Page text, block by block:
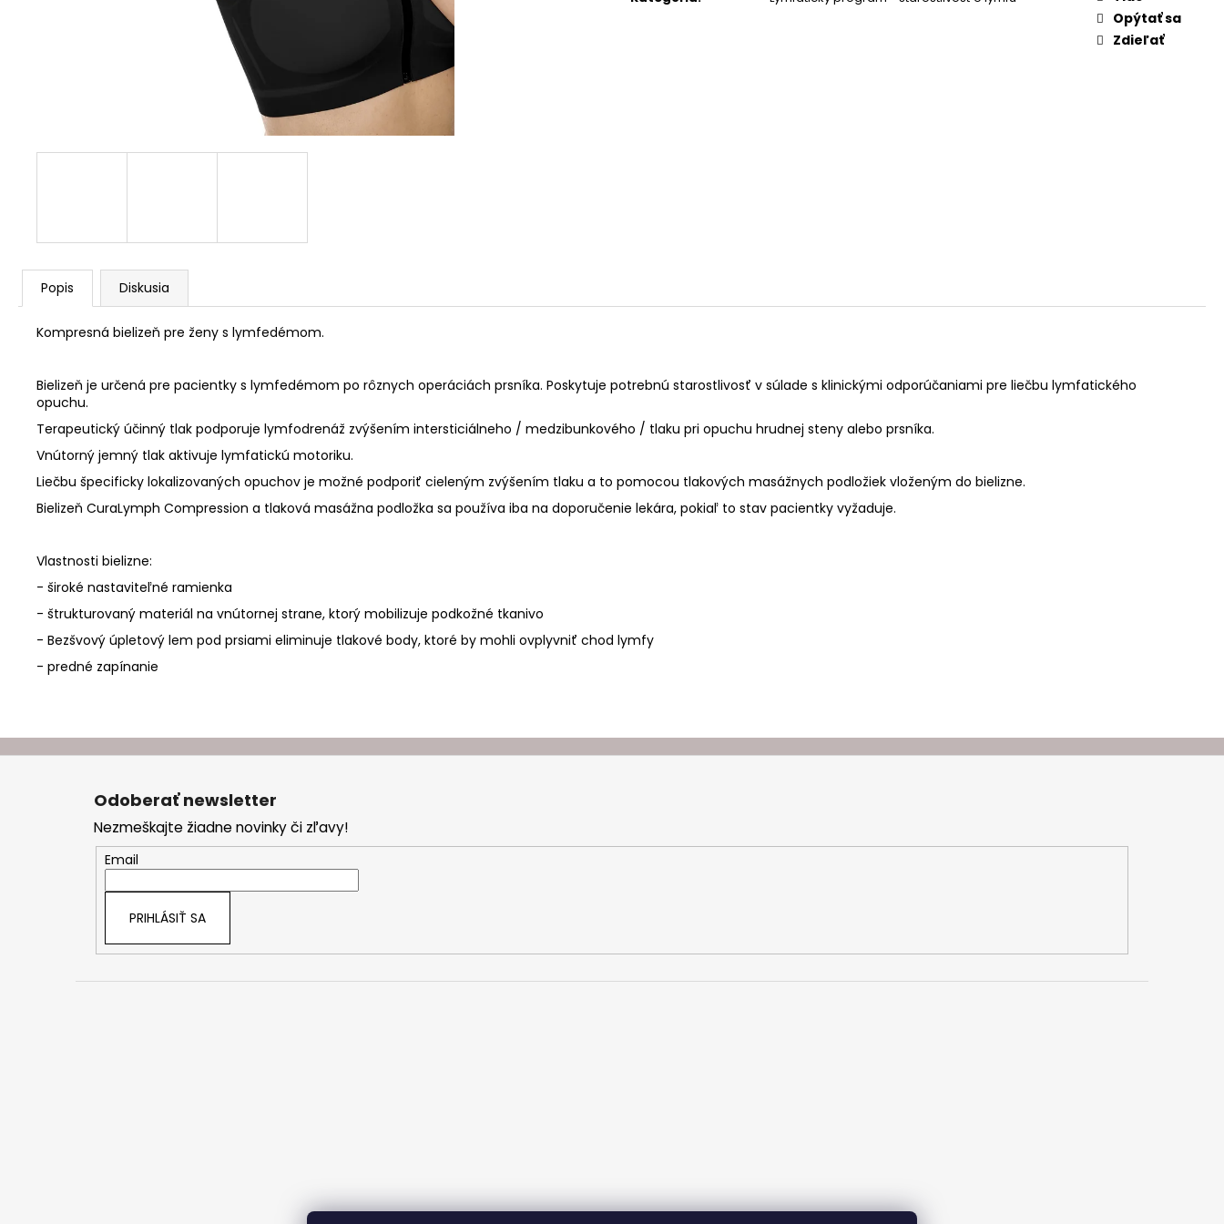
Opýtať sa
Zdieľať
Popis Diskusia
Kompresná bielizeň pre ženy s lymfedémom.
Bielizeň je určená pre pacientky s lymfedémom po rôznych operáciách prsníka. Poskytuje potrebnú starostlivosť v súlade s klinickými odporúčaniami pre liečbu lymfatického
opuchu.
Terapeutický účinný tlak podporuje lymfodrenáž zvýšením intersticiálneho / medzibunkového / tlaku pri opuchu hrudnej steny alebo prsníka.
Vnútorný jemný tlak aktivuje lymfatickú motoriku.
Liečbu špecificky lokalizovaných opuchov je možné podporiť cieleným zvýšením tlaku a to pomocou tlakových masážnych podložiek vloženým do bielizne.
Bielizeň CuraLymph Compression a tlaková masážna podložka sa používa iba na doporučenie lekára, pokiaľ to stav pacientky vyžaduje.
Vlastnosti bielizne:
- široké nastaviteľné ramienka
- štrukturovaný materiál na vnútornej strane, ktorý mobilizuje podkožné tkanivo
- Bezšvový úpletový lem pod prsiami eliminuje tlakové body, ktoré by mohli ovplyvniť chod lymfy
- predné zapínanie
Z
Odoberať newsletter
Nezmeškajte žiadne novinky či zľavy!
Email
PRIHLÁSIŤ SA